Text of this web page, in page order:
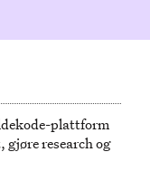
plattform
gjøre research og